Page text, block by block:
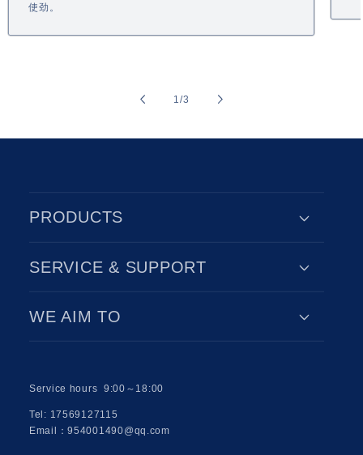
使劲。
1/of
3
PRODUCTS
SERVICE & SUPPORT
WE AIM TO
Service hours 9:00～18:00
Tel: 17569127115
Email：954001490@qq.com